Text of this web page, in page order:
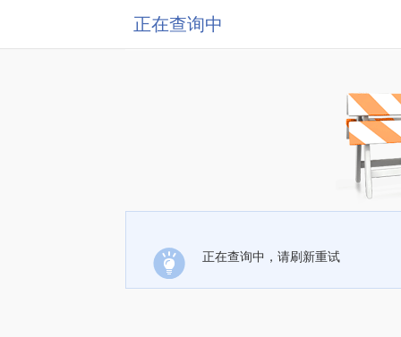
正在查询中
正在查询中，请刷新重试